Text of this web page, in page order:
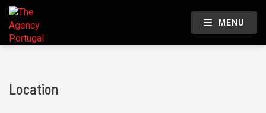
MENU
Location